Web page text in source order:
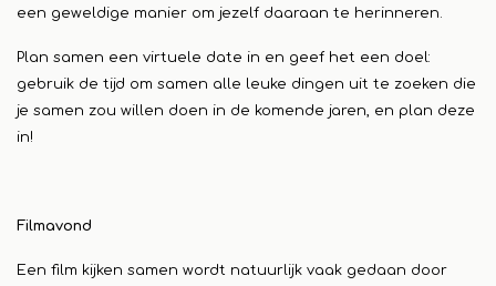
een geweldige manier om jezelf daaraan te herinneren.
Plan samen een virtuele date in en geef het een doel:
gebruik de tijd om samen alle leuke dingen uit te zoeken die
je samen zou willen doen in de komende jaren, en plan deze
in!
Filmavond
Een film kijken samen wordt natuurlijk vaak gedaan door